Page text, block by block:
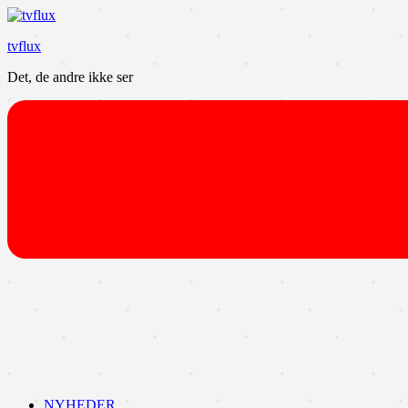
Videre
indhold
tvflux
Det, de andre ikke ser
NYHEDER